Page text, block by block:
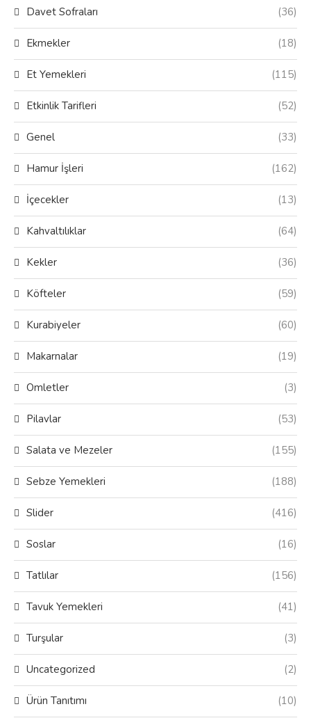
Davet Sofraları (36)
Ekmekler (18)
Et Yemekleri (115)
Etkinlik Tarifleri (52)
Genel (33)
Hamur İşleri (162)
İçecekler (13)
Kahvaltılıklar (64)
Kekler (36)
Köfteler (59)
Kurabiyeler (60)
Makarnalar (19)
Omletler (3)
Pilavlar (53)
Salata ve Mezeler (155)
Sebze Yemekleri (188)
Slider (416)
Soslar (16)
Tatlılar (156)
Tavuk Yemekleri (41)
Turşular (3)
Uncategorized (2)
Ürün Tanıtımı (10)